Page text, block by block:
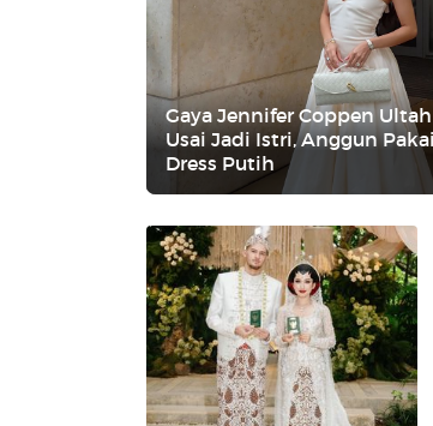
Gaya Jennifer Coppen
Usai Jadi Istri, Anggun Pakai
Dress Putih